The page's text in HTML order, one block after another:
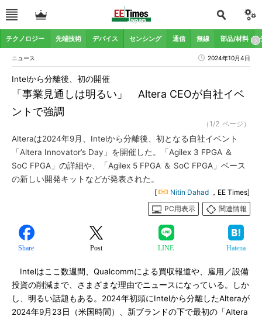
テクノロジー 先端技術 デバイス センシング 通信 無線 部品/材料
ニュース 2024年10月4日
「事業見通しは明るい」 Altera CEOが自社イベ
ントで強調
Intelから分離後、初の開催
（1/2 ページ）
Alteraは2024年9月、Intelから分離後、初となる自社イベント
「Altera Innovator’s Day」を開催した。「Agilex 3 FPGA ＆
SoC FPGA」の詳細や、「Agilex 5 FPGA ＆ SoC FPGA」ベース
の新しい開発キットなどが発表された。
[ Nitin Dahad ，EE Times]
PC用表示
関連情報
Share Post LINE Hatena
Intelはここ数週間、Qualcommによる買収報道や、雇用／設備
投資の削減まで、さまざまな理由でニュースになっている。しか
し、明るい話題もある。2024年初頭にIntelから分離したAlteraが
2024年9月23日（米国時間）、新ブランドの下で最初の「Altera